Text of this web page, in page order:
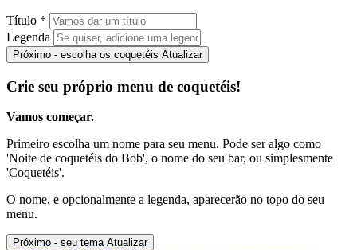
Título *
Legenda
Próximo - escolha os coquetéis Atualizar
Crie seu próprio menu de coquetéis!
Vamos começar.
Primeiro escolha um nome para seu menu. Pode ser algo como
'Noite de coquetéis do Bob', o nome do seu bar, ou simplesmente
'Coquetéis'.
O nome, e opcionalmente a legenda, aparecerão no topo do seu
menu.
Próximo - seu tema Atualizar